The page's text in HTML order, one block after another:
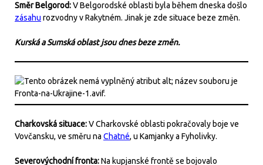
Směr Belgorod:V Belgorodské oblasti byla během dneska došlo
zásahu rozvodny v Rakytném. Jinak je zde situace beze změn.
Kurská a Sumská oblast jsou dnes beze změn.
Charkovská situace:V Charkovské oblasti pokračovaly boje ve
Vovčansku, ve směru na Chatné, u Kamjanky a Fyholivky.
Severovýchodní fronta:Na kupjanské frontě se bojovalo